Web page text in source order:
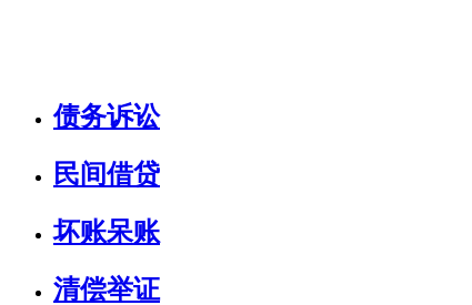
债务诉讼
民间借贷
坏账呆账
清偿举证